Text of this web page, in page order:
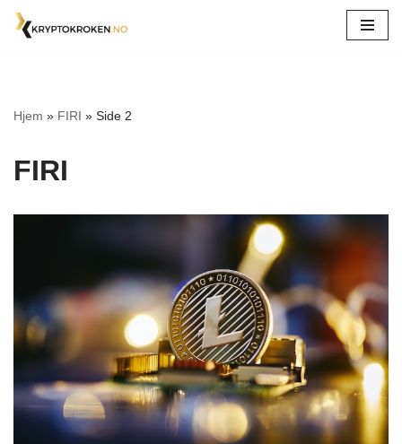
Hjem » FIRI » Side 2
FIRI